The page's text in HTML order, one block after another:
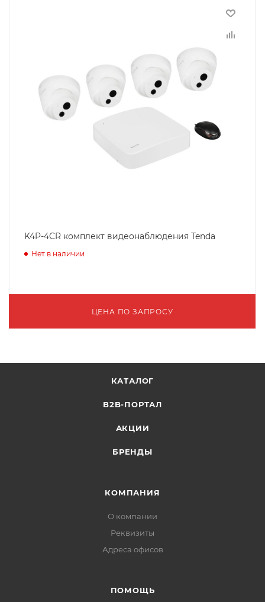
K4P-4CR комплект видеонаблюдения Tenda
Нет в наличии
ЦЕНА ПО ЗАПРОСУ
КАТАЛОГ
B2B-ПОРТАЛ
АКЦИИ
БРЕНДЫ
КОМПАНИЯ
О компании
Реквизиты
Адреса офисов
ПОМОЩЬ